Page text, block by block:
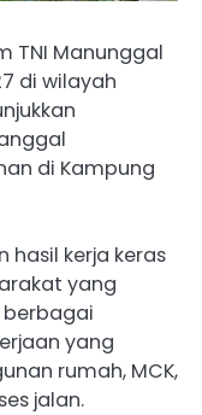
TNI Manunggal
di wilayah
di Kampung
hasil kerja keras
yang
berbagai
yang
rumah, MCK,
jalan.